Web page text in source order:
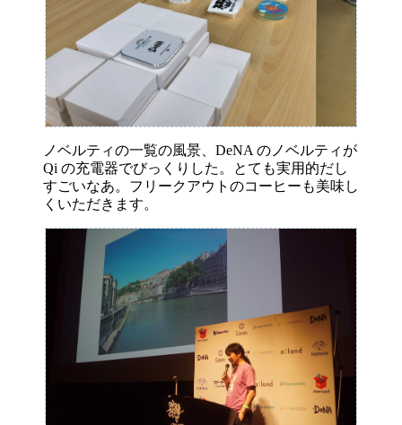
ノベルティの一覧の風景、DeNA のノベルティが
Qi の充電器でびっくりした。とても実用的だし
すごいなあ。フリークアウトのコーヒーも美味し
くいただきます。